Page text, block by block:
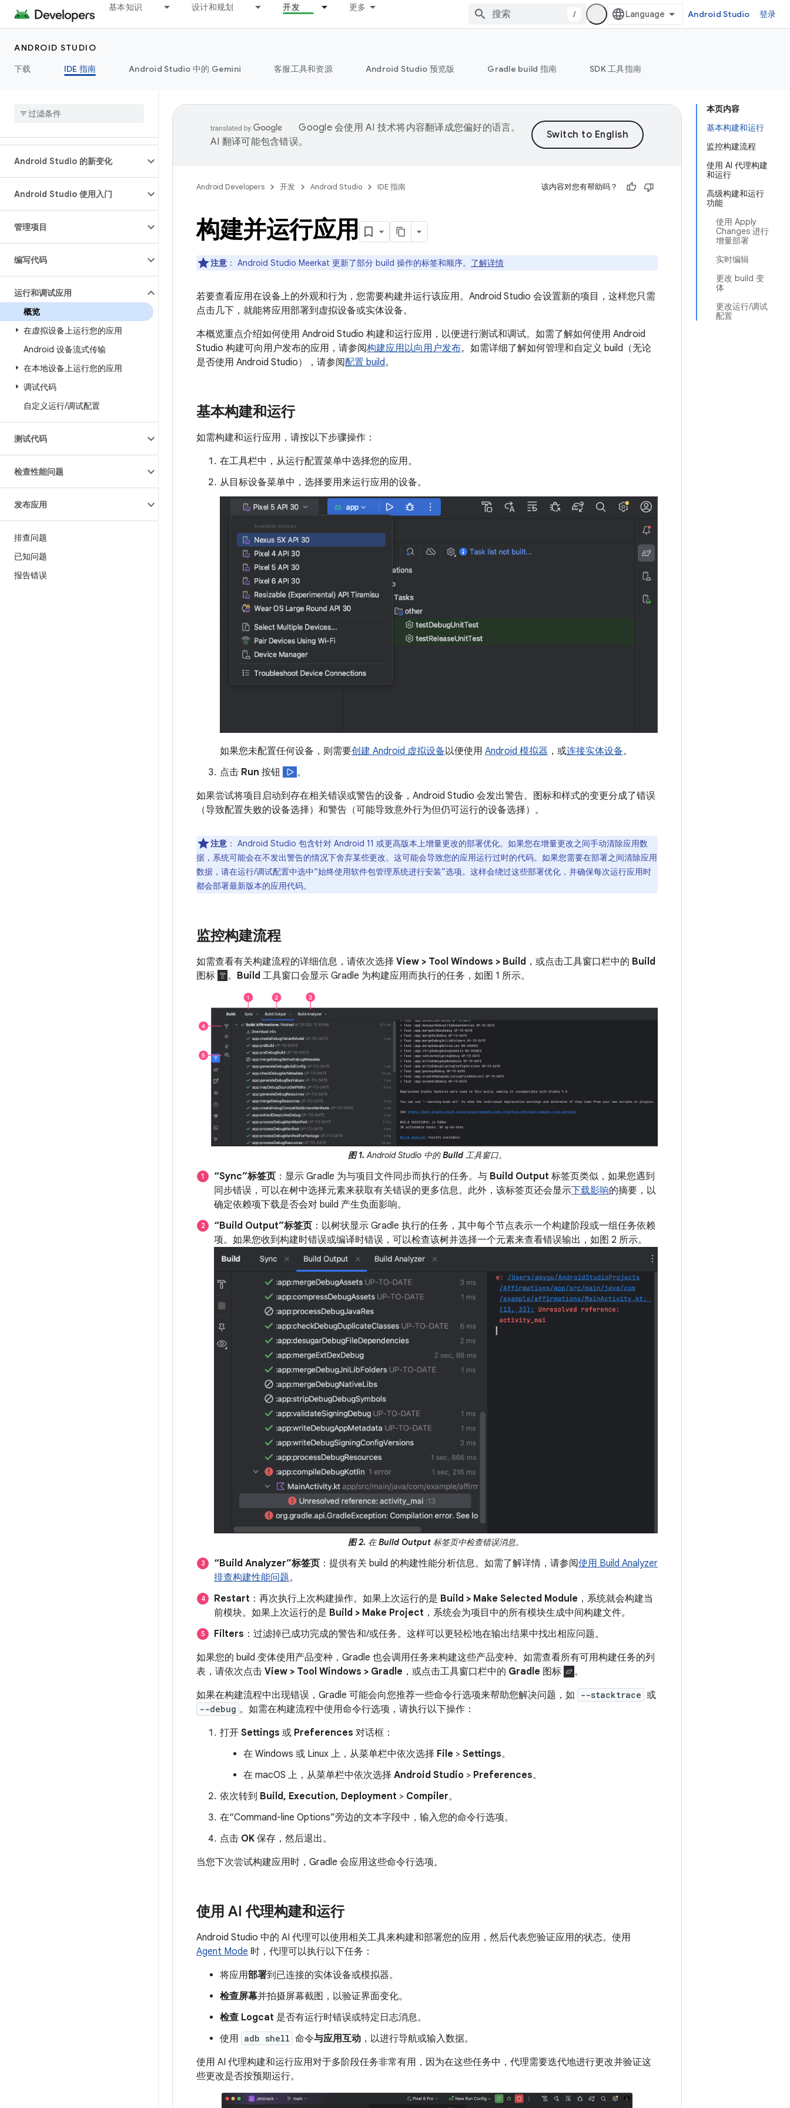
基本知识 设计和规划 开发 更多
/ Android Studio 登录
ANDROID STUDIO
下载
IDE 指南 Android Studio 中的 Gemini 客服工具和资源 Android Studio 预览版 Gradle build 指南 SDK 工具指南
Android Studio 的新变化
Android Studio 使用入门
管理项目
编写代码
运行和调试应用
概览
在虚拟设备上运行您的应用
Android 设备流式传输
在本地设备上运行您的应用
调试代码
自定义运行/调试配置
测试代码
检查性能问题
发布应用
排查问题
已知问题
报告错误
本页内容
基本构建和运行
监控构建流程
使用 AI 代理构建
和运行
高级构建和运行
功能
使用 Apply
Changes 进行
增量部署
实时编辑
更改 build 变
体
更改运行/调试
配置
Google 会使用 AI 技术将内容翻译成您偏好的语言。
AI 翻译可能包含错误。
Android Developers 开发 Android Studio IDE 指南 该内容对您有帮助吗？
构建并运行应用
注意 ： Android Studio Meerkat 更新了部分 build 操作的标签和顺序。 了解详情
若要查看应用在设备上的外观和行为，您需要构建并运行该应用。Android Studio 会设置新的项目，这样您只需
点击几下，就能将应用部署到虚拟设备或实体设备。
本概览重点介绍如何使用 Android Studio 构建和运行应用，以便进行测试和调试。如需了解如何使用 Android
Studio 构建可向用户发布的应用，请参阅构建应用以向用户发布。如需详细了解如何管理和自定义 build（无论
是否使用 Android Studio），请参阅配置 build。
基本构建和运行
如需构建和运行应用，请按以下步骤操作：
在工具栏中，从运行配置菜单中选择您的应用。
从目标设备菜单中，选择要用来运行应用的设备。
如果您未配置任何设备，则需要创建 Android 虚拟设备以便使用 Android 模拟器 ，或连接实体设备。
点击 Run 按钮
。
如果尝试将项目启动到存在相关错误或警告的设备，Android Studio 会发出警告。图标和样式的变更分成了错误
（导致配置失败的设备选择）和警告（可能导致意外行为但仍可运行的设备选择）。
注意 ： Android Studio 包含针对 Android 11 或更高版本上增量更改的部署优化。如果您在增量更改之间手动清除应用数
据，系统可能会在不发出警告的情况下舍弃某些更改。这可能会导致您的应用运行过时的代码。如果您需要在部署之间清除应用
数据，请在运行/调试配置中选中“始终使用软件包管理系统进行安装”选项。这样会绕过这些部署优化，并确保每次运行应用时
都会部署最新版本的应用代码。
监控构建流程
如需查看有关构建流程的详细信息，请依次选择 View > Tool Windows > Build ，或点击工具窗口栏中的 Build
图标
。 Build 工具窗口会显示 Gradle 为构建应用而执行的任务，如图 1 所示。
图 1. Android Studio 中的Build工具窗口。
“Sync”标签页 ：显示 Gradle 为与项目文件同步而执行的任务。与 Build Output 标签页类似，如果您遇到
同步错误，可以在树中选择元素来获取有关错误的更多信息。此外，该标签页还会显示下载影响的摘要，以
确定依赖项下载是否会对 build 产生负面影响。
“Build Output”标签页 ：以树状显示 Gradle 执行的任务，其中每个节点表示一个构建阶段或一组任务依赖
项。如果您收到构建时错误或编译时错误，可以检查该树并选择一个元素来查看错误输出，如图 2 所示。
图 2. 在Build Output 标签页中检查错误消息。
“Build Analyzer”标签页 ：提供有关 build 的构建性能分析信息。如需了解详情，请参阅使用 Build Analyzer
排查构建性能问题。
Restart ：再次执行上次构建操作。如果上次运行的是 Build > Make Selected Module ，系统就会构建当
前模块。如果上次运行的是 Build > Make Project ，系统会为项目中的所有模块生成中间构建文件。
Filters ：过滤掉已成功完成的警告和/或任务。这样可以更轻松地在输出结果中找出相应问题。
如果您的 build 变体使用产品变种，Gradle 也会调用任务来构建这些产品变种。如需查看所有可用构建任务的列
表，请依次点击 View > Tool Windows > Gradle ，或点击工具窗口栏中的 Gradle 图标
。
如果在构建流程中出现错误，Gradle 可能会向您推荐一些命令行选项来帮助您解决问题，如
--stacktrace 或
--debug 。如需在构建流程中使用命令行选项，请执行以下操作：
打开 Settings 或 Preferences 对话框：
在 Windows 或 Linux 上，从菜单栏中依次选择 File > Settings。
在 macOS 上，从菜单栏中依次选择 Android Studio > Preferences。
依次转到 Build, Execution, Deployment > Compiler。
在“Command-line Options”旁边的文本字段中，输入您的命令行选项。
点击 OK 保存，然后退出。
当您下次尝试构建应用时，Gradle 会应用这些命令行选项。
使用 AI 代理构建和运行
Android Studio 中的 AI 代理可以使用相关工具来构建和部署您的应用，然后代表您验证应用的状态。使用
Agent Mode 时，代理可以执行以下任务：
将应用部署到已连接的实体设备或模拟器。
检查屏幕并拍摄屏幕截图，以验证界面变化。
检查 Logcat 是否有运行时错误或特定日志消息。
使用 adb shell 命令与应用互动 ，以进行导航或输入数据。
使用 AI 代理构建和运行应用对于多阶段任务非常有用，因为在这些任务中，代理需要迭代地进行更改并验证这
些更改是否按预期运行。